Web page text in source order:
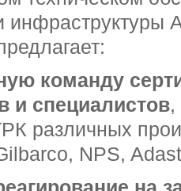
инфраструктуры
команду
и специалистов,
различных
NPS,